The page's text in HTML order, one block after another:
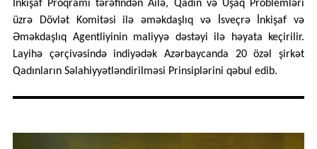
İnkişaf Proqramı tərəfindən Ailə, Qadın və Uşaq Problemləri
üzrə Dövlət Komitəsi ilə əməkdaşlıq və İsveçrə İnkişaf və
Əməkdaşlıq Agentliyinin maliyyə dəstəyi ilə həyata keçirilir.
Layihə çərçivəsində indiyədək Azərbaycanda 20 özəl şirkət
Qadınların Səlahiyyətləndirilməsi Prinsiplərini qəbul edib.